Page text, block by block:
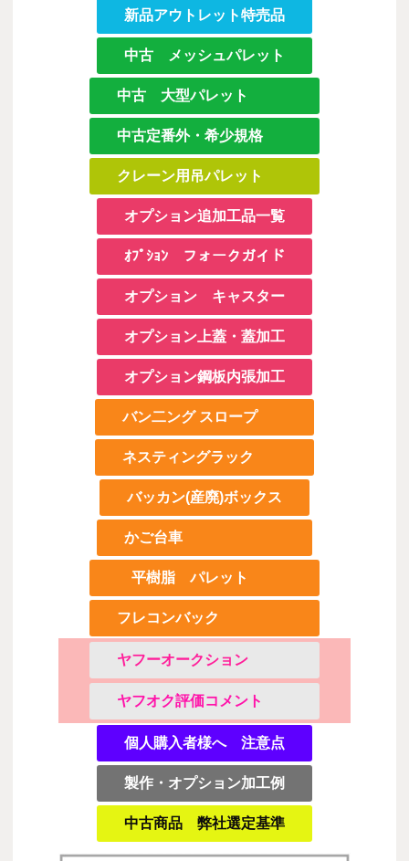
新品アウトレット特売品
中古 メッシュパレット
中古 大型パレット
中古定番外・希少規格
クレーン用吊パレット
オプション追加工品一覧
ｵﾌﾟｼｮﾝ フォークガイド
オプション キャスター
オプション上蓋・蓋加工
オプション鋼板内張加工
バン二ング スロープ
ネスティングラック
バッカン(産廃)ボックス
かご台車
平樹脂 パレット
フレコンバック
ヤフーオークション
ヤフオク評価コメント
個人購入者様へ 注意点
製作・オプション加工例
中古商品 弊社選定基準